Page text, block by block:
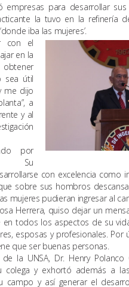
para desarrollar sus
la tuvo en la refinería
iba las mujeres’.
con el
en la
sea útil
me dijo
a
y al
por
Su
con excelencia como
sobre sus hombros
mujeres pudieran ingresar al
Herrera, quiso dejar un
en todos los aspectos de su
esposas y profesionales. Por
que ser buenas personas.
la UNSA, Dr. Henry
y exhortó además a
campo y así generar el